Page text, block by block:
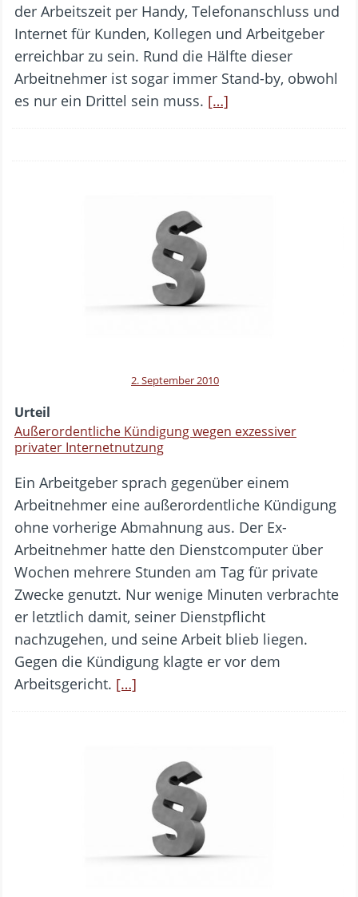
der Arbeitszeit per Handy, Telefonanschluss und
Internet für Kunden, Kollegen und Arbeitgeber
erreichbar zu sein. Rund die Hälfte dieser
Arbeitnehmer ist sogar immer Stand-by, obwohl
es nur ein Drittel sein muss. […]
2. September 2010
Urteil
Außerordentliche Kündigung wegen exzessiver
privater Internetnutzung
Ein Arbeitgeber sprach gegenüber einem
Arbeitnehmer eine außerordentliche Kündigung
ohne vorherige Abmahnung aus. Der Ex-
Arbeitnehmer hatte den Dienstcomputer über
Wochen mehrere Stunden am Tag für private
Zwecke genutzt. Nur wenige Minuten verbrachte
er letztlich damit, seiner Dienstpflicht
nachzugehen, und seine Arbeit blieb liegen.
Gegen die Kündigung klagte er vor dem
Arbeitsgericht. […]